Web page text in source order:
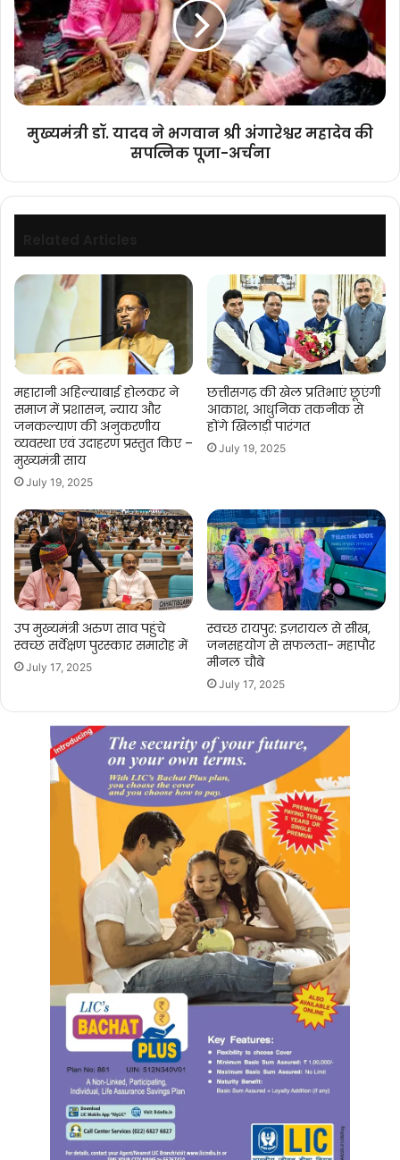
ने
भगवान
श्री
अंगारेश्वर
महादेव
की
पूजा-मुख्यमंत्री डॉ. यादव ने भगवान श्री अंगारेश्वर महादेव की
सपत्निक पूजा-अर्चना
महारानी अहिल्याबाई होलकर ने
समाज में प्रशासन, न्याय और
जनकल्याण की अनुकरणीय
व्यवस्था एवं उदाहरण प्रस्तुत किए –
मुख्यमंत्री साय
July 19, 2025
छत्तीसगढ़ की खेल प्रतिभाएं छूएंगी
आकाश, आधुनिक तकनीक से
होंगे खिलाड़ी पारंगत
July 19, 2025
उप मुख्यमंत्री अरुण साव पहुंचे
स्वच्छ सर्वेक्षण पुरस्कार समारोह में
July 17, 2025
स्वच्छ रायपुर: इज़रायल से सीख,
जनसहयोग से सफलता- महापौर
मीनल चौबे
July 17, 2025